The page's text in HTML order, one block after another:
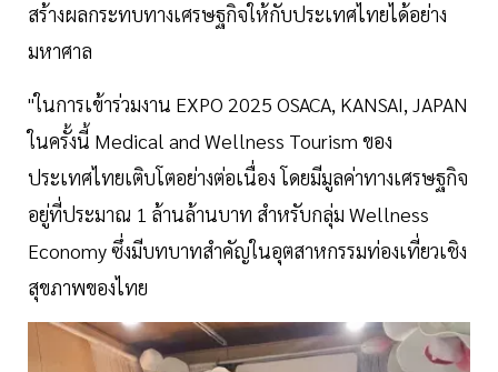
สร้างผลกระทบทางเศรษฐกิจให้กับประเทศไทยได้อย่าง
มหาศาล
"ในการเข้าร่วมงาน EXPO 2025 OSACA, KANSAI, JAPAN
ในครั้งนี้ Medical and Wellness Tourism ของ
ประเทศไทยเติบโตอย่างต่อเนื่อง โดยมีมูลค่าทางเศรษฐกิจ
อยู่ที่ประมาณ 1 ล้านล้านบาท สำหรับกลุ่ม Wellness
Economy ซึ่งมีบทบาทสำคัญในอุตสาหกรรมท่องเที่ยวเชิง
สุขภาพของไทย